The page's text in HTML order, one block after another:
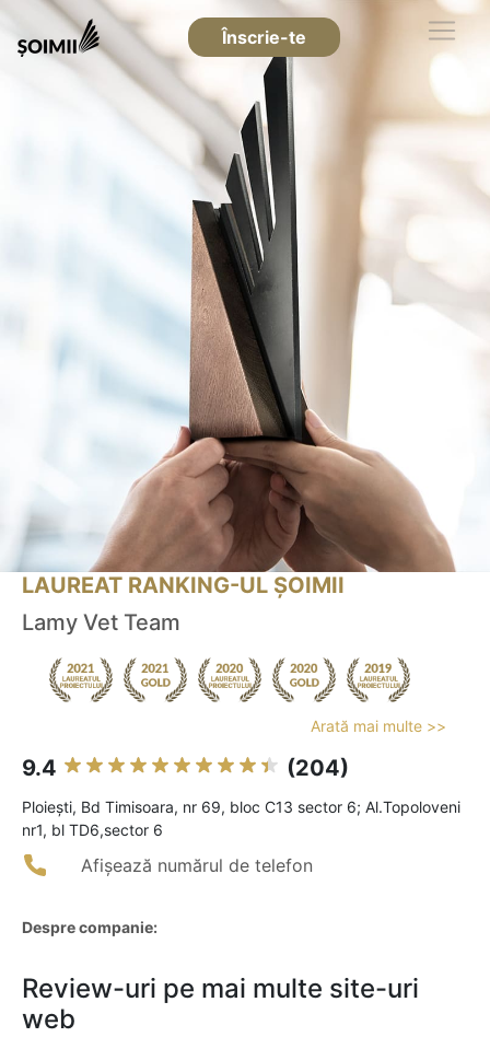
Înscrie-te
LAUREAT RANKING-UL ȘOIMII
Lamy Vet Team
Arată mai multe >>
9.4 (204)
Ploieşti, Bd Timisoara, nr 69, bloc C13 sector 6; Al.Topoloveni
nr1, bl TD6,sector 6
Afișează numărul de telefon
Despre companie:
Review-uri pe mai multe site-uri
web